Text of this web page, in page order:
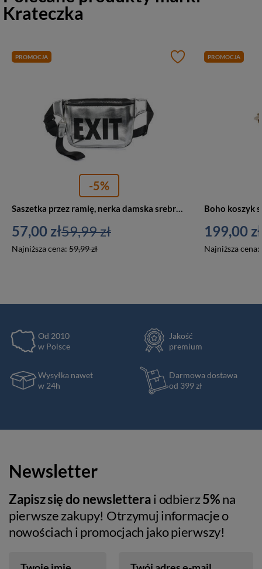
Krateczka
PROMOCJA
-5%
Saszetka przez ramię, nerka damska srebrna X77
57,00 zł
Najniższa cena: 59,99 zł
59,99 zł
PROMOCJA
199,00 zł
Najniższa cena:
Od 2010
w Polsce
Jakość
premium
Wysyłka nawet
w 24h
Darmowa dostawa
od 399 zł
Newsletter
Zapisz się do newsletterai odbierz5%na
pierwsze zakupy! Otrzymuj informacje o
nowościach i promocjach jako pierwszy!